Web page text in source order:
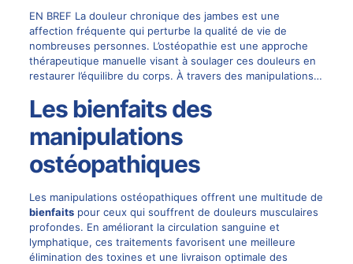
EN BREF La douleur chronique des jambes est une
affection fréquente qui perturbe la qualité de vie de
nombreuses personnes. L’ostéopathie est une approche
thérapeutique manuelle visant à soulager ces douleurs en
restaurer l’équilibre du corps. À travers des manipulations…
Les bienfaits des
manipulations
ostéopathiques
Les manipulations ostéopathiques offrent une multitude de
bienfaitspour ceux qui souffrent de douleurs musculaires
profondes. En améliorant la circulation sanguine et
lymphatique, ces traitements favorisent une meilleure
élimination des toxines et une livraison optimale des